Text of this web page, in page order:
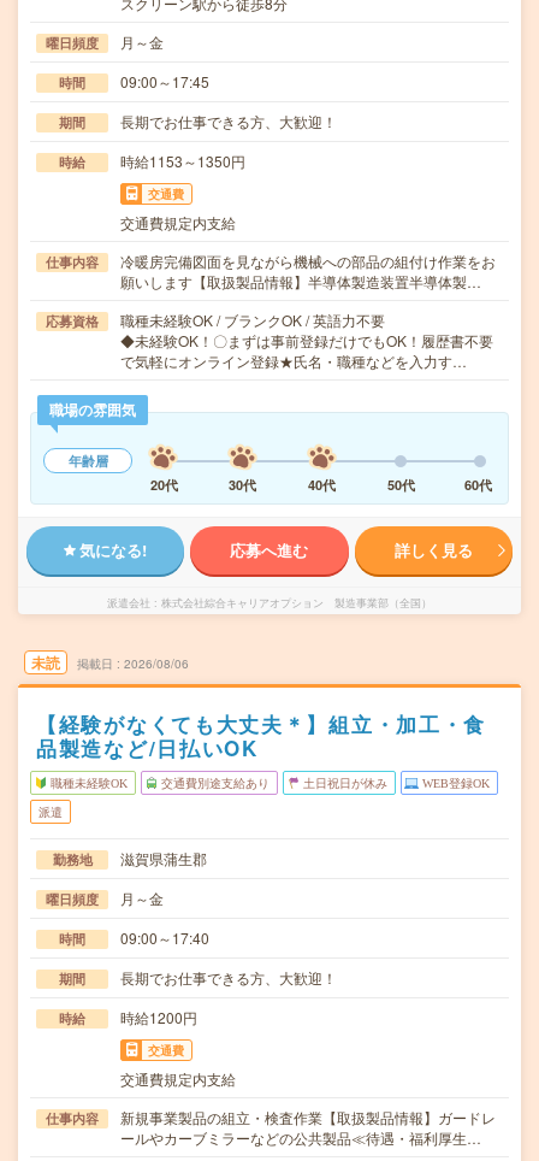
曜日頻度 月～金
時間 09:00～17:45
期間 長期でお仕事できる方、大歓迎！
時給 時給1153～1350円
交通費
交通費規定内支給
仕事内容
冷暖房完備図面を見ながら機械への部品の組付け作業をお
願いします【取扱製品情報】半導体製造装置半導体製…
応募資格
職種未経験OK / ブランクOK / 英語力不要
◆未経験OK！〇まずは事前登録だけでもOK！履歴書不要
で気軽にオンライン登録★氏名・職種などを入力す…
職場の雰囲気
年齢層
20代
30代 40代 50代 60代
気になる! 応募へ進む 詳しく見る
派遣会社 株式会社綜合キャリアオプション 製造事業部（全国）
未読 掲載日 2026/08/06
【経験がなくても大丈夫＊】組立・加工・食
品製造など/日払いOK
職種未経験OK 交通費別途支給あり 土日祝日が休み WEB登録OK
派遣
勤務地 滋賀県蒲生郡
曜日頻度 月～金
時間 09:00～17:40
期間 長期でお仕事できる方、大歓迎！
時給 時給1200円
交通費
交通費規定内支給
仕事内容
新規事業製品の組立・検査作業【取扱製品情報】ガードレ
ールやカーブミラーなどの公共製品≪待遇・福利厚生…